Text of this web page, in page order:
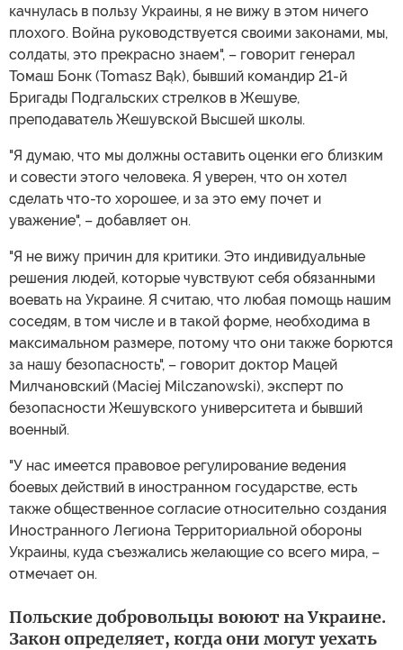
качнулась в пользу Украины, я не вижу в этом ничего
плохого. Война руководствуется своими законами, мы,
солдаты, это прекрасно знаем", – говорит генерал
Томаш Бонк (Tomasz Bąk), бывший командир 21-й
Бригады Подгальских стрелков в Жешуве,
преподаватель Жешувской Высшей школы.
"Я думаю, что мы должны оставить оценки его близким
и совести этого человека. Я уверен, что он хотел
сделать что-то хорошее, и за это ему почет и
уважение", – добавляет он.
"Я не вижу причин для критики. Это индивидуальные
решения людей, которые чувствуют себя обязанными
воевать на Украине. Я считаю, что любая помощь нашим
соседям, в том числе и в такой форме, необходима в
максимальном размере, потому что они также борются
за нашу безопасность", – говорит доктор Мацей
Милчановский (Maciej Milczanowski), эксперт по
безопасности Жешувского университета и бывший
военный.
"У нас имеется правовое регулирование ведения
боевых действий в иностранном государстве, есть
также общественное согласие относительно создания
Иностранного Легиона Территориальной обороны
Украины, куда съезжались желающие со всего мира, –
отмечает он.
Польские добровольцы воюют на Украине.
Закон определяет, когда они могут уехать